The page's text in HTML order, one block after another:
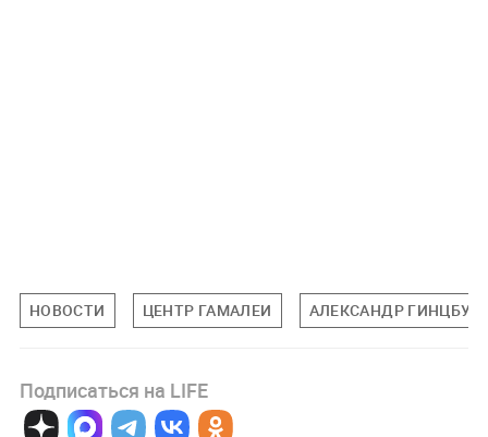
НОВОСТИ ЦЕНТР ГАМАЛЕИ АЛЕКСАНДР
Подписаться на LIFE